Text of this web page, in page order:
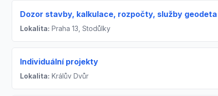
Dozor stavby, kalkulace, rozpočty, služby geodeta
Lokalita: Praha 13, Stodůlky
Individuální projekty
Lokalita: Králův Dvůr